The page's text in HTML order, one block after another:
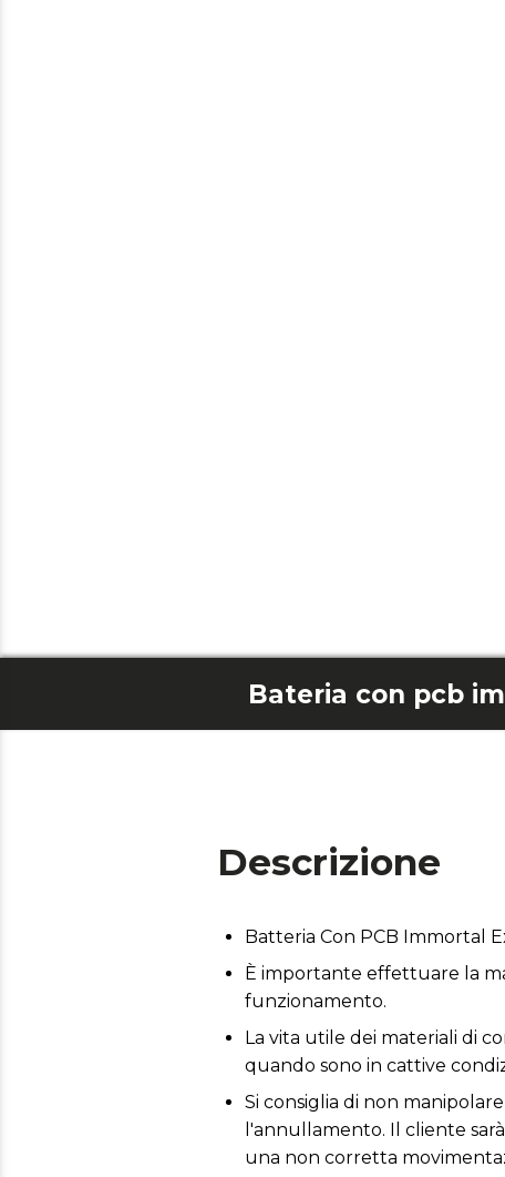
Descrizione
Batteria Con PCB Immortal
È importante effettuare la
funzionamento.
La vita utile dei materiali di
quando sono in cattive
Si consiglia di non
l'annullamento. Il cliente
una non corretta